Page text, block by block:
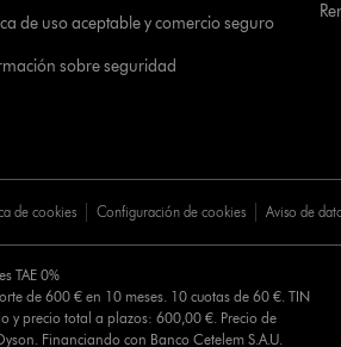
de uso aceptable y comercio seguro
sobre seguridad
de cookies Configuración de cookies Aviso de
TAE 0%
de 600 € en 10 meses. 10 cuotas de 60 €. TIN
y precio total a plazos: 600,00 €. Precio de
Financiando con Banco Cetelem S.A.U.